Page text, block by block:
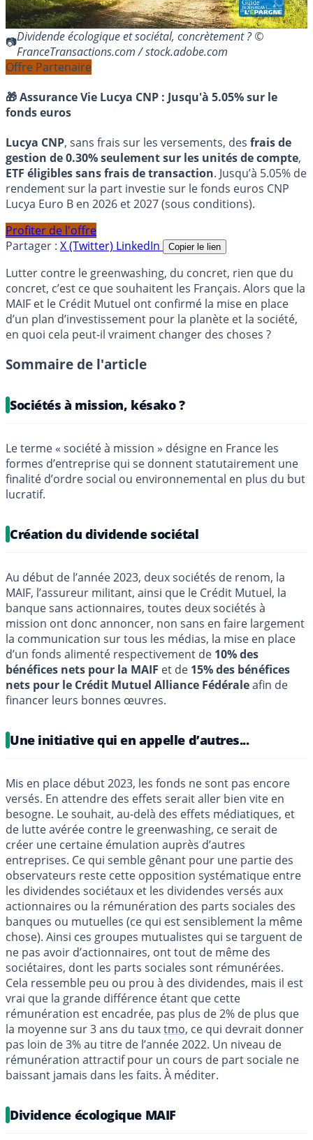
Dividende écologique et sociétal, concrètement ? ©
FranceTransactions.com / stock.adobe.com
Offre Partenaire
🎁 Assurance Vie Lucya CNP : Jusqu'à 5.05% sur le
fonds euros
Lucya CNP, sans frais sur les versements, des frais de
gestion de 0.30% seulement sur les unités de compte,
ETF éligibles sans frais de transaction. Jusqu’à 5.05% de
rendement sur la part investie sur le fonds euros CNP
Lucya Euro B en 2026 et 2027 (sous conditions).
Profiter de l'offre
Partager : X (Twitter) LinkedIn Copier le lien
Lutter contre le greenwashing, du concret, rien que du
concret, c’est ce que souhaitent les Français. Alors que la
MAIF et le Crédit Mutuel ont confirmé la mise en place
d’un plan d’investissement pour la planète et la société,
en quoi cela peut-il vraiment changer des choses ?
Sommaire de l'article
Sociétés à mission, késako ?
Le terme « société à mission » désigne en France les
formes d’entreprise qui se donnent statutairement une
finalité d’ordre social ou environnemental en plus du but
lucratif.
Création du dividende sociétal
Au début de l’année 2023, deux sociétés de renom, la
MAIF, l’assureur militant, ainsi que le Crédit Mutuel, la
banque sans actionnaires, toutes deux sociétés à
mission ont donc annoncer, non sans en faire largement
la communication sur tous les médias, la mise en place
d’un fonds alimenté respectivement de 10% des
bénéfices nets pour la MAIF et de 15% des bénéfices
nets pour le Crédit Mutuel Alliance Fédéraleafin de
financer leurs bonnes œuvres.
Une initiative qui en appelle d’autres...
Mis en place début 2023, les fonds ne sont pas encore
versés. En attendre des effets serait aller bien vite en
besogne. Le souhait, au-delà des effets médiatiques, et
de lutte avérée contre le greenwashing, ce serait de
créer une certaine émulation auprès d’autres
entreprises. Ce qui semble gênant pour une partie des
observateurs reste cette opposition systématique entre
les dividendes sociétaux et les dividendes versés aux
actionnaires ou la rémunération des parts sociales des
banques ou mutuelles (ce qui est sensiblement la même
chose). Ainsi ces groupes mutualistes qui se targuent de
ne pas avoir d’actionnaires, ont tout de même des
sociétaires, dont les parts sociales sont rémunérées.
Cela ressemble peu ou prou à des dividendes, mais il est
vrai que la grande différence étant que cette
rémunération est encadrée, pas plus de 2% de plus que
la moyenne sur 3 ans du tauxtmo, ce qui devrait donner
pas loin de 3% au titre de l’année 2022. Un niveau de
rémunération attractif pour un cours de part sociale ne
baissant jamais dans les faits. À méditer.
Dividence écologique MAIF